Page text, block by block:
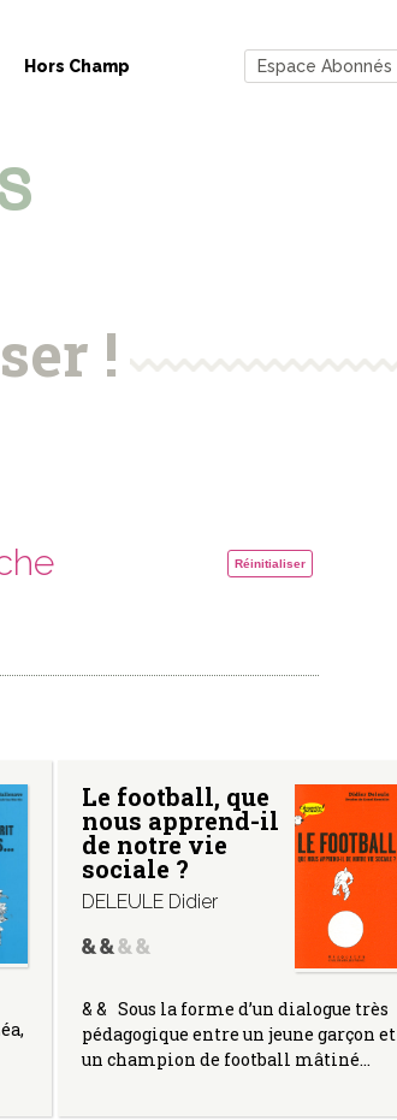
Hors Champ Espace Abonnés
!
Réinitialiser
Le football, que
nous apprend-il
de notre vie
sociale ?
DELEULE Didier
& & Sous la forme d’un dialogue très
pédagogique entre un jeune garçon et
un champion de football mâtiné…